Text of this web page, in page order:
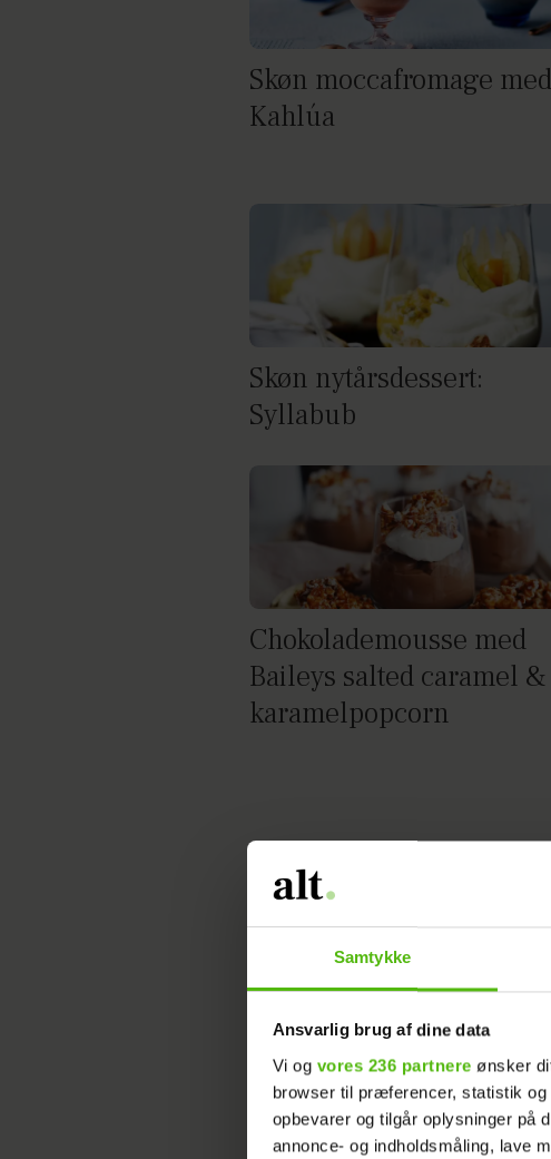
Samtykke
Ansvarlig brug af dine data
Vi og vores 236 partnere ønsker
browser til præferencer, statistik
opbevarer og tilgår oplysninger på
annonce- og indholdsmåling, lave
Skøn moccafromage med
Kahlúa
Skøn nytårsdessert:
Syllabub
Chokolademousse med
Baileys salted caramel &
karamelpopcorn